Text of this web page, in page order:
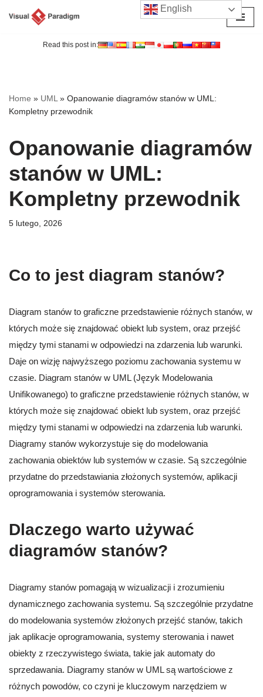
Read this post in:
Home » UML» Opanowanie diagramów stanów w UML:
Kompletny przewodnik
Opanowanie diagramów
stanów w UML:
Kompletny przewodnik
5 lutego, 2026
Co to jest diagram stanów?
Diagram stanów to graficzne przedstawienie różnych stanów, w
których może się znajdować obiekt lub system, oraz przejść
między tymi stanami w odpowiedzi na zdarzenia lub warunki.
Daje on wizję najwyższego poziomu zachowania systemu w
czasie. Diagram stanów w UML (Język Modelowania
Unifikowanego) to graficzne przedstawienie różnych stanów, w
których może się znajdować obiekt lub system, oraz przejść
między tymi stanami w odpowiedzi na zdarzenia lub warunki.
Diagramy stanów wykorzystuje się do modelowania
zachowania obiektów lub systemów w czasie. Są szczególnie
przydatne do przedstawiania złożonych systemów, aplikacji
oprogramowania i systemów sterowania.
Dlaczego warto używać
diagramów stanów?
Diagramy stanów pomagają w wizualizacji i zrozumieniu
dynamicznego zachowania systemu. Są szczególnie przydatne
do modelowania systemów złożonych przejść stanów, takich
jak aplikacje oprogramowania, systemy sterowania i nawet
obiekty z rzeczywistego świata, takie jak automaty do
sprzedawania. Diagramy stanów w UML są wartościowe z
różnych powodów, co czyni je kluczowym narzędziem w
English